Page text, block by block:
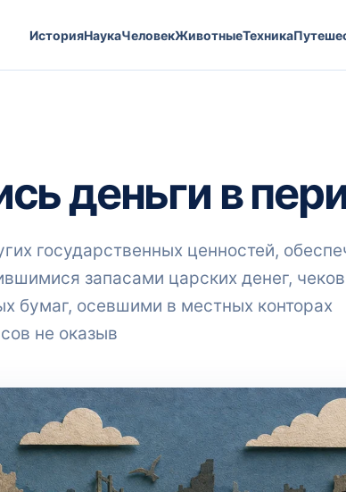
ИсторияНаукаЧеловекЖивотныеТехника
деньги в
государственных ценностей,
запасами царских денег,
бумаг, осевшими в местных конторах
не оказыв